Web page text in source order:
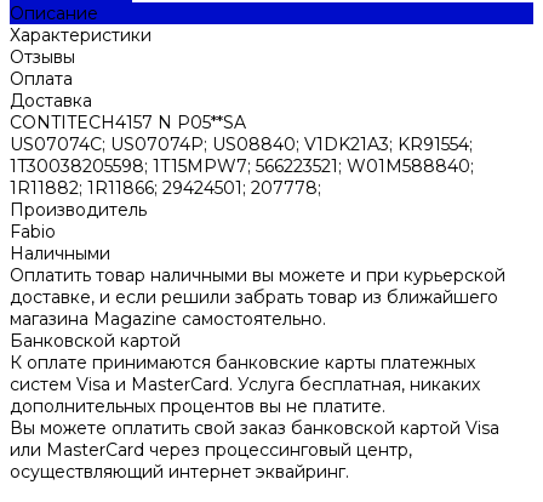
Описание
Характеристики
Отзывы
Оплата
Доставка
CONTITECH4157 N P05**SA
US07074C; US07074P; US08840; V1DK21A3; KR91554;
1T30038205598; 1T15MPW7; 566223521; W01M588840;
1R11882; 1R11866; 29424501; 207778;
Производитель
Fabio
Наличными
Оплатить товар наличными вы можете и при курьерской
доставке, и если решили забрать товар из ближайшего
магазина Magazine самоcтоятельно.
Банковской картой
К оплате принимаются банковские карты платежных
систем Visa и MasterCard. Услуга бесплатная, никаких
дополнительных процентов вы не платите.
Вы можете оплатить свой заказ банковской картой Visa
или MasterCard через процессинговый центр,
осуществляющий интернет эквайринг.